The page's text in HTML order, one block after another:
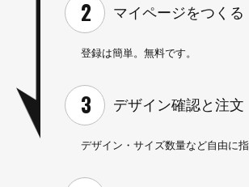
マイページをつくる
登録は簡単。無料です。
デザイン確認と注文
デザイン・サイズ数量など自由に指